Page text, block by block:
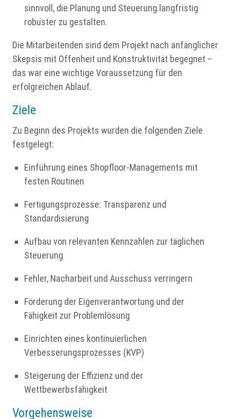
sinnvoll, die Planung und Steuerung langfristig
robuster zu gestalten.
Die Mitarbeitenden sind dem Projekt nach anfänglicher
Skepsis mit Offenheit und Konstruktivität begegnet –
das war eine wichtige Voraussetzung für den
erfolgreichen Ablauf.
Ziele
Zu Beginn des Projekts wurden die folgenden Ziele
festgelegt:
Einführung eines Shopfloor-Managements mit
festen Routinen
Fertigungsprozesse: Transparenz und
Standardisierung
Aufbau von relevanten Kennzahlen zur täglichen
Steuerung
Fehler, Nacharbeit und Ausschuss verringern
Förderung der Eigenverantwortung und der
Fähigkeit zur Problemlösung
Einrichten eines kontinuierlichen
Verbesserungsprozesses (KVP)
Steigerung der Effizienz und der
Wettbewerbsfähigkeit
Vorgehensweise